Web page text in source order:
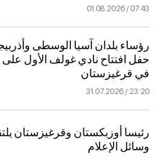
07:43 / 01.08.2026
رؤساء بلدان آسيا الوسطى
حفل افتتاح نادي غولف الأول
في قرغيزستان
23:20 / 31.07.2026
رئيسا أوزبكستان وقرغيزستان
وسائل الإعلام